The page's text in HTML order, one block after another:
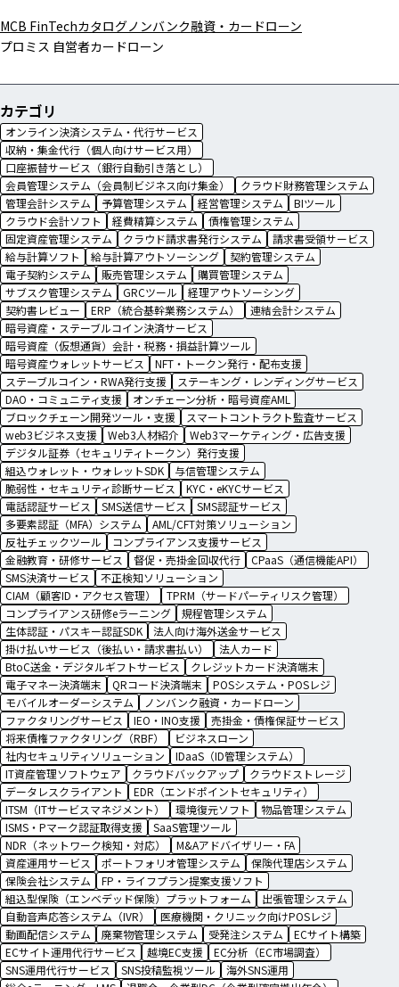
MCB FinTechカタログノンバンク融資・カードローン
プロミス 自営者カードローン
カテゴリ
オンライン決済システム・代行サービス
収納・集金代行（個人向けサービス用）
口座振替サービス（銀行自動引き落とし）
会員管理システム（会員制ビジネス向け集金）
クラウド財務管理システム
管理会計システム
予算管理システム 経営管理システム
BIツール
クラウド会計ソフト
経費精算システム
債権管理システム
固定資産管理システム
クラウド請求書発行システム
請求書受領サービス
給与計算ソフト
給与計算アウトソーシング
契約管理システム
電子契約システム
販売管理システム
購買管理システム
サブスク管理システム
GRCツール
経理アウトソーシング
契約書レビュー
ERP（統合基幹業務システム）
連結会計システム
暗号資産・ステーブルコイン決済サービス
暗号資産（仮想通貨）会計・税務・損益計算ツール
暗号資産ウォレットサービス
NFT・トークン発行・配布支援
ステーブルコイン・RWA発行支援
ステーキング・レンディングサービス
DAO・コミュニティ支援
オンチェーン分析・暗号資産AML
ブロックチェーン開発ツール・支援
スマートコントラクト監査サービス
web3ビジネス支援
Web3人材紹介
Web3マーケティング・広告支援
デジタル証券（セキュリティトークン）発行支援
組込ウォレット・ウォレットSDK
与信管理システム
脆弱性・セキュリティ診断サービス
KYC・eKYCサービス
電話認証サービス
SMS送信サービス
SMS認証サービス
多要素認証（MFA）システム
AML/CFT対策ソリューション
反社チェックツール
コンプライアンス支援サービス
金融教育・研修サービス
督促・売掛金回収代行
CPaaS（通信機能API）
SMS決済サービス
不正検知ソリューション
CIAM（顧客ID・アクセス管理）
TPRM（サードパーティリスク管理）
コンプライアンス研修eラーニング
規程管理システム
生体認証・パスキー認証SDK
法人向け海外送金サービス
掛け払いサービス（後払い・請求書払い）
法人カード
BtoC送金・デジタルギフトサービス
クレジットカード決済端末
電子マネー決済端末
QRコード決済端末
POSシステム・POSレジ
モバイルオーダーシステム
ノンバンク融資・カードローン
ファクタリングサービス
IEO・INO支援
売掛金・債権保証サービス
将来債権ファクタリング（RBF）
ビジネスローン
社内セキュリティソリューション
IDaaS（ID管理システム）
IT資産管理ソフトウェア
クラウドバックアップ
クラウドストレージ
データレスクライアント
EDR（エンドポイントセキュリティ）
ITSM（ITサービスマネジメント）
環境復元ソフト
物品管理システム
ISMS・Pマーク認証取得支援
SaaS管理ツール
NDR（ネットワーク検知・対応）
M&Aアドバイザリー・FA
資産運用サービス
ポートフォリオ管理システム
保険代理店システム
保険会社システム
FP・ライフプラン提案支援ソフト
組込型保険（エンベデッド保険）プラットフォーム
出張管理システム
自動音声応答システム（IVR）
医療機関・クリニック向けPOSレジ
動画配信システム
廃棄物管理システム 受発注システム
ECサイト構築
ECサイト運用代行サービス
越境EC支援
EC分析（EC市場調査）
SNS運用代行サービス
SNS投稿監視ツール
海外SNS運用